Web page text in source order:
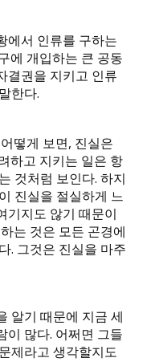
에서 인류를 구하는
에 개입하는 큰 공동
결권을 지키고 인류
한다.
떻게 보면, 진실은
하고 지키는 일은 항
것처럼 보인다. 하지
진실을 절실하게 느
기지도 않기 때문이
는 것은 모든 곤경에
. 그것은 진실을 마주
알기 때문에 지금 세
이 많다. 어쩌면 그들
제라고 생각할지도